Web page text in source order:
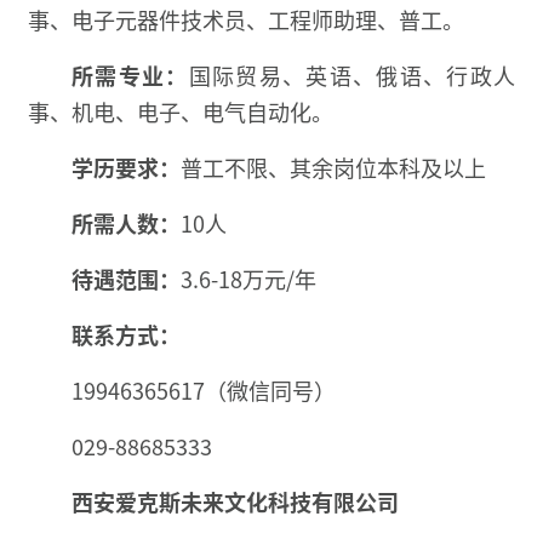
事、电子元器件技术员、工程师助理、普工。
所需专业： 国际贸易、英语、俄语、行政人
事、机电、电子、电气自动化。
学历要求： 普工不限、其余岗位本科及以上
所需人数： 10人
待遇范围： 3.6-18万元/年
联系方式：
19946365617（微信同号）
029-88685333
西安爱克斯未来文化科技有限公司